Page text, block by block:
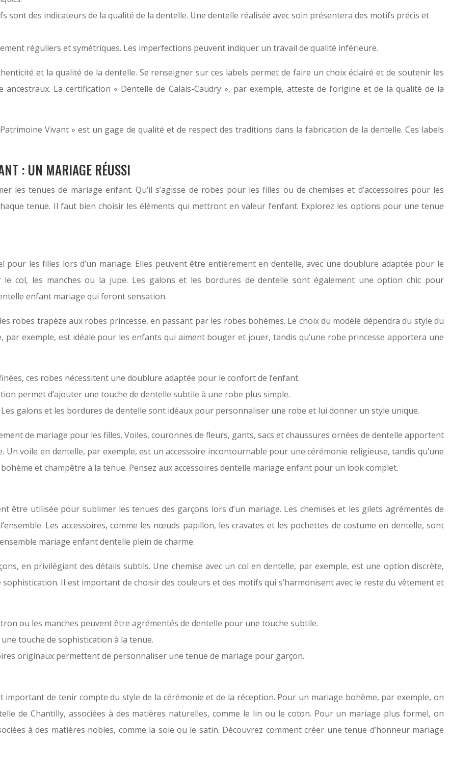
sont des indicateurs de la qualité de la dentelle. Une dentelle réalisée avec soin présentera des motifs précis et
réguliers et symétriques. Les imperfections peuvent indiquer un travail de qualité inférieure.
et la qualité de la dentelle. Se renseigner sur ces labels permet de faire un choix éclairé et de soutenir les
La certification « Dentelle de Calais-Caudry », par exemple, atteste de l’origine et de la qualité de la
Vivant » est un gage de qualité et de respect des traditions dans la fabrication de la dentelle. Ces labels
: UN MARIAGE RÉUSSI
tenues de mariage enfant. Qu’il s’agisse de robes pour les filles ou de chemises et d’accessoires pour les
tenue. Il faut bien choisir les éléments qui mettront en valeur l’enfant. Explorez les options pour une tenue
les filles lors d’un mariage. Elles peuvent être entièrement en dentelle, avec une doublure adaptée pour le
le col, les manches ou la jupe. Les galons et les bordures de dentelle sont également une option chic pour
enfant mariage qui feront sensation.
robes trapèze aux robes princesse, en passant par les robes bohèmes. Le choix du modèle dépendra du style du
par exemple, est idéale pour les enfants qui aiment bouger et jouer, tandis qu’une robe princesse apportera une
ces robes nécessitent une doublure adaptée pour le confort de l’enfant.
permet d’ajouter une touche de dentelle subtile à une robe plus simple.
Les galons et les bordures de dentelle sont idéaux pour personnaliser une robe et lui donner un style unique.
de mariage pour les filles. Voiles, couronnes de fleurs, gants, sacs et chaussures ornées de dentelle apportent
Un voile en dentelle, par exemple, est un accessoire incontournable pour une cérémonie religieuse, tandis qu’une
et champêtre à la tenue. Pensez aux accessoires dentelle mariage enfant pour un look complet.
être utilisée pour sublimer les tenues des garçons lors d’un mariage. Les chemises et les gilets agrémentés de
Les accessoires, comme les nœuds papillon, les cravates et les pochettes de costume en dentelle, sont
mariage enfant dentelle plein de charme.
en privilégiant des détails subtils. Une chemise avec un col en dentelle, par exemple, est une option discrète,
Il est important de choisir des couleurs et des motifs qui s’harmonisent avec le reste du vêtement et
ou les manches peuvent être agrémentés de dentelle pour une touche subtile.
touche de sophistication à la tenue.
originaux permettent de personnaliser une tenue de mariage pour garçon.
de tenir compte du style de la cérémonie et de la réception. Pour un mariage bohème, par exemple, on
de Chantilly, associées à des matières naturelles, comme le lin ou le coton. Pour un mariage plus formel, on
à des matières nobles, comme la soie ou le satin. Découvrez comment créer une tenue d’honneur mariage